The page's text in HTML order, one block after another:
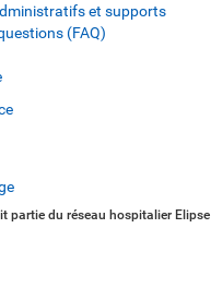
et supports
(FAQ)
partie du réseau hospitalier Elipse